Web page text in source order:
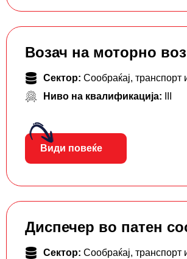
Возач на моторно
Сектор: Сообраќај, транспорт
Ниво на квалификација:
Види повеќе
Диспечер во патен
Сектор: Сообраќај, транспорт